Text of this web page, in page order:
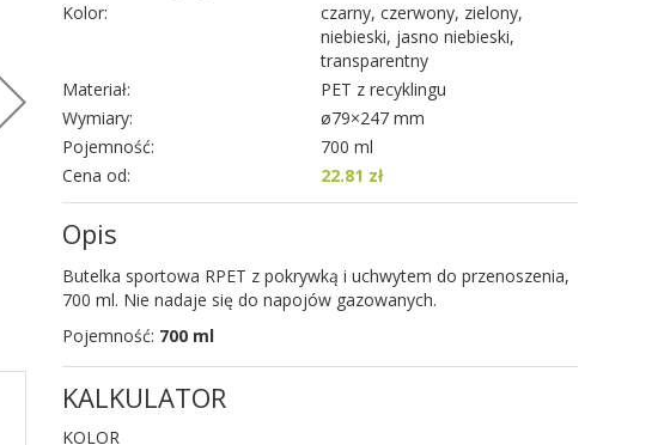
Kolor:
czarny, czerwony, zielony,
niebieski, jasno niebieski,
transparentny
Materiał:
PET z recyklingu
Wymiary:
ø79×247 mm
Pojemność:
700 ml
Cena od:
22.81 zł
Opis
Butelka sportowa RPET z pokrywką i uchwytem do przenoszenia,
700 ml. Nie nadaje się do napojów gazowanych.
Pojemność: 700 ml
KALKULATOR
KOLOR